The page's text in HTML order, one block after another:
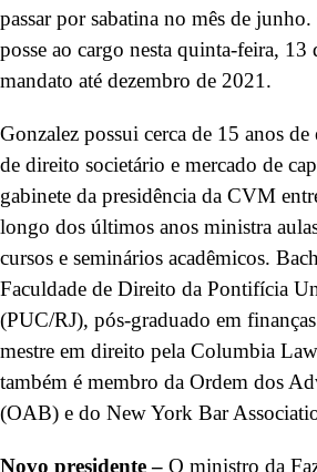
passar por sabatina no mês de
posse ao cargo nesta quinta-feira, 13
mandato até dezembro de 2021.
Gonzalez possui cerca de 15 anos de
de direito societário e mercado de
gabinete da presidência da CVM
longo dos últimos anos ministra
cursos e seminários acadêmicos.
Faculdade de Direito da Pontifícia
(PUC/RJ), pós-graduado em
mestre em direito pela Columbia
também é membro da Ordem dos
(OAB) e do New York Bar
Novo presidente – O ministro da